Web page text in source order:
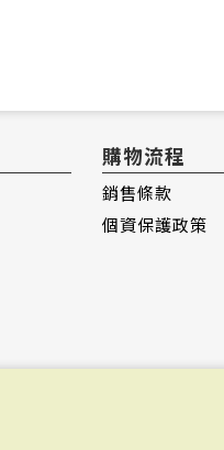
購物流程
銷售條款
個資保護政策